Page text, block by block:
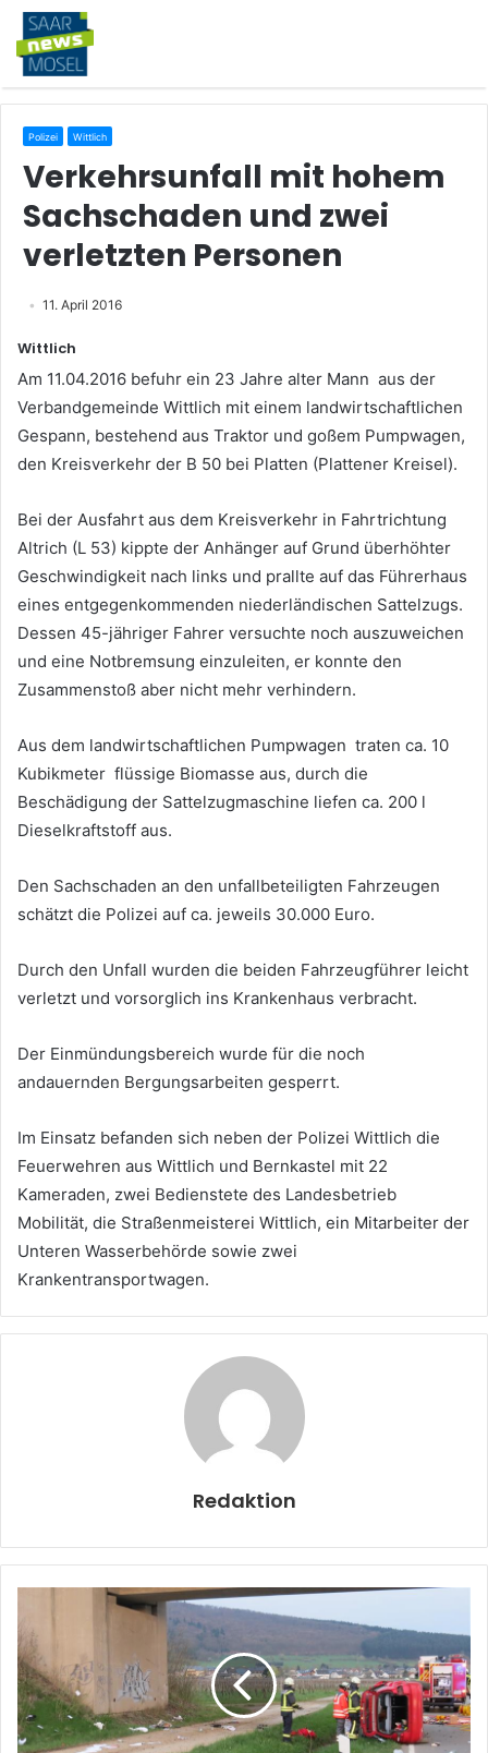
Polizei Wittlich
Verkehrsunfall mit hohem
Sachschaden und zwei
verletzten Personen
11. April 2016
Wittlich
Am 11.04.2016 befuhr ein 23 Jahre alter Mann aus der
Verbandgemeinde Wittlich mit einem landwirtschaftlichen
Gespann, bestehend aus Traktor und goßem Pumpwagen,
den Kreisverkehr der B 50 bei Platten (Plattener Kreisel).
Bei der Ausfahrt aus dem Kreisverkehr in Fahrtrichtung
Altrich (L 53) kippte der Anhänger auf Grund überhöhter
Geschwindigkeit nach links und prallte auf das Führerhaus
eines entgegenkommenden niederländischen Sattelzugs.
Dessen 45-jähriger Fahrer versuchte noch auszuweichen
und eine Notbremsung einzuleiten, er konnte den
Zusammenstoß aber nicht mehr verhindern.
Aus dem landwirtschaftlichen Pumpwagen traten ca. 10
Kubikmeter flüssige Biomasse aus, durch die
Beschädigung der Sattelzugmaschine liefen ca. 200 l
Dieselkraftstoff aus.
Den Sachschaden an den unfallbeteiligten Fahrzeugen
schätzt die Polizei auf ca. jeweils 30.000 Euro.
Durch den Unfall wurden die beiden Fahrzeugführer leicht
verletzt und vorsorglich ins Krankenhaus verbracht.
Der Einmündungsbereich wurde für die noch
andauernden Bergungsarbeiten gesperrt.
Im Einsatz befanden sich neben der Polizei Wittlich die
Feuerwehren aus Wittlich und Bernkastel mit 22
Kameraden, zwei Bedienstete des Landesbetrieb
Mobilität, die Straßenmeisterei Wittlich, ein Mitarbeiter der
Unteren Wasserbehörde sowie zwei
Krankentransportwagen.
Redaktion